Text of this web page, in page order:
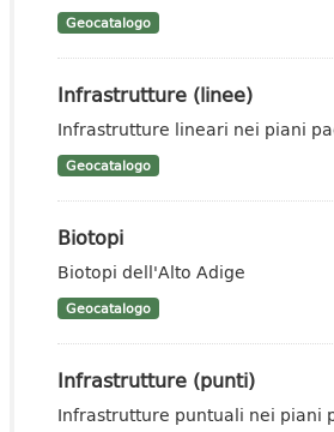
Geocatalogo
Infrastrutture (linee)
Infrastrutture lineari nei piani
Geocatalogo
Biotopi
Biotopi dell'Alto Adige
Geocatalogo
Infrastrutture (punti)
Infrastrutture puntuali nei piani